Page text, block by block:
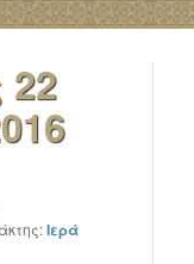
22
Ιερά